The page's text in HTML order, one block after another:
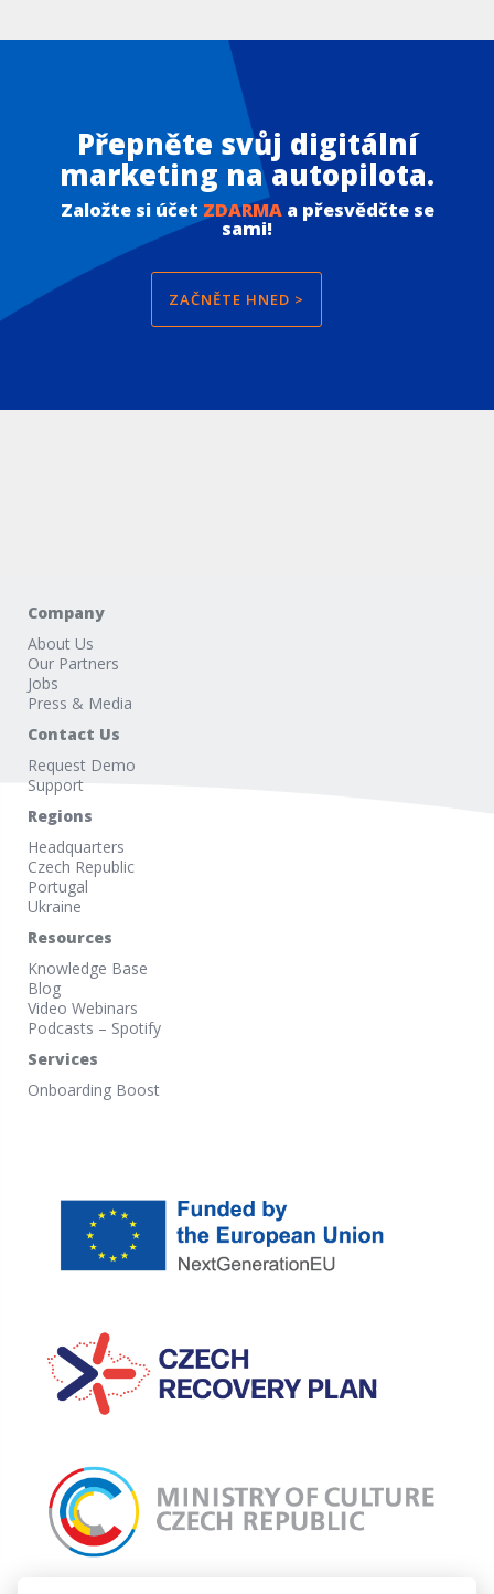
Přepněte svůj digitální
marketing na autopilota.
Založte si účet ZDARMAa přesvědčte se
sami!
ZAČNĚTE HNED >
Company
About Us
Our Partners
Jobs
Press & Media
Contact Us
Request Demo
Support
Regions
Headquarters
Czech Republic
Portugal
Ukraine
Resources
Knowledge Base
Blog
Video Webinars
Podcasts – Spotify
Services
Onboarding Boost